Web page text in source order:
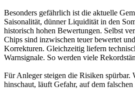
Besonders gefährlich ist die aktuelle
Saisonalität, dünner Liquidität in den
historisch hohen Bewertungen. Selbst
Chips sind inzwischen teuer bewertet
Korrekturen. Gleichzeitig liefern
Warnsignale. So werden viele
Für Anleger steigen die Risiken spürbar.
hinschaut, läuft Gefahr, auf dem